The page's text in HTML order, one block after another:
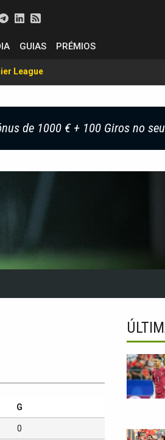
GUIAS PRÉMIOS
League
de 1000 € + 100 Giros no
G
0